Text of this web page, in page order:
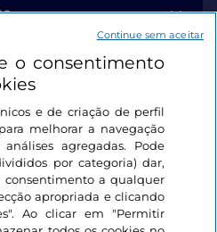
o consentimento
e de criação de perfil
melhorar a navegação
agregadas. Pode
por categoria) dar,
consentimento a qualquer
apropriada e clicando
Ao clicar em "Permitir
Continue sem aceitar